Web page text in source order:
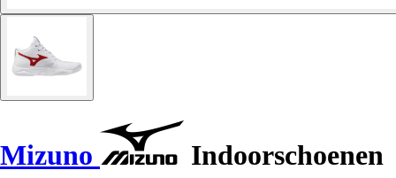
Mizuno
Indoorschoenen